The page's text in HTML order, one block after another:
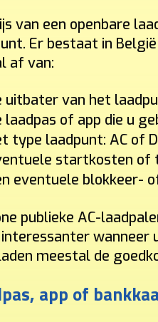
van een openbare
Er bestaat in
af van:
uitbater van het
laadpas of app die u
type laadpunt: AC of
startkosten of
eventuele blokkeer-
publieke AC-
wanneer
meestal de
app of